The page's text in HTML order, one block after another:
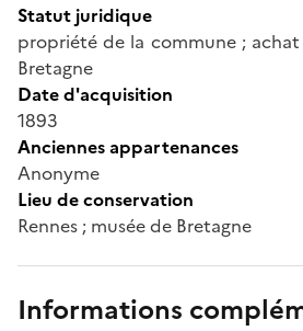
Statut juridique
propriété de la commune ; achat
Bretagne
Date d'acquisition
1893
Anciennes appartenances
Anonyme
Lieu de conservation
Rennes ; musée de Bretagne
Informations